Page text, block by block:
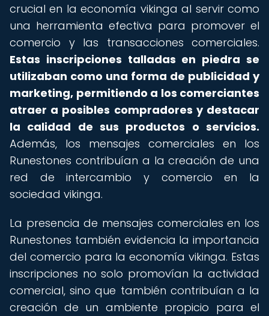
crucial en la economía vikinga al servir como
una herramienta efectiva para promover el
comercio y las transacciones comerciales.
Estas inscripciones talladas en piedra se
utilizaban como una forma de publicidad y
marketing, permitiendo a los comerciantes
atraer a posibles compradores y destacar
la calidad de sus productos o servicios.
Además, los mensajes comerciales en los
Runestones contribuían a la creación de una
red de intercambio y comercio en la
sociedad vikinga.
La presencia de mensajes comerciales en los
Runestones también evidencia la importancia
del comercio para la economía vikinga. Estas
inscripciones no solo promovían la actividad
comercial, sino que también contribuían a la
creación de un ambiente propicio para el